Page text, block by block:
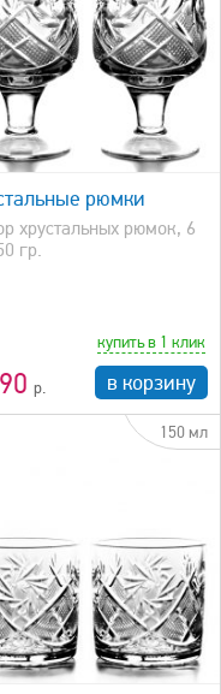
рюмки
хрустальных рюмок, 6
гр.
купить в 1 клик
в корзину
150 мл